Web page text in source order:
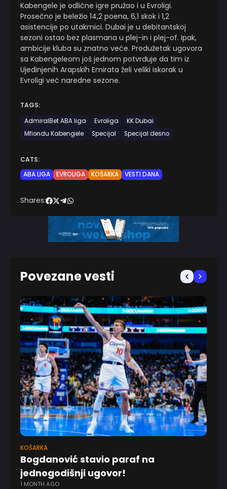
Kabengele je odlične igre pružao i u Evroligi.
Prosečno je beležio 14,2 poena, 6,1 skok i 1,2
asistencije po utakmici. Dubai je u debitantskoj
sezoni ostao bez plasmana u plej-in i plej-of. Ipak,
ambicije kluba su znatno veće. Produžetak ugovora
sa Kabengeleom još jednom potvrđuje da tim iz
Ujedinjenih Arapskih Emirata želi veliki iskorak u
Evroligi već naredne sezone.
TAGS:
AdmiralBet ABA liga
Evroliga
KK Dubai
Mfiondu Kabengele
Specijal Specijal desno
CATS:
ABA LIGA
EVROLIGA KOŠARKA VESTI DANA
Shares:
Povezane vesti
KOŠARKA
Bogdanović stavio paraf na
jednogodišnji ugovor!
1 MONTH AGO